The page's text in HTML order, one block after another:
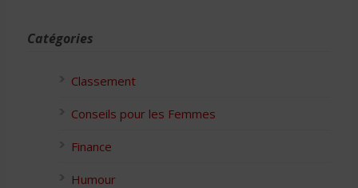
Catégories
Classement
Conseils pour les Femmes
Finance
Humour